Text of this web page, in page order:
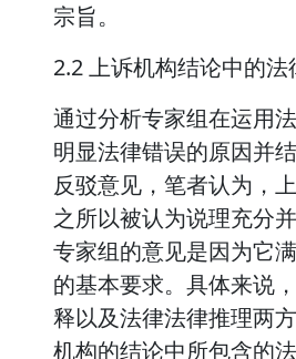
宗旨。
2.2 上诉机构结论中的
通过分析专家组在运用
明显法律错误的原因并
反驳意见，笔者认为，
之所以被认为说理充分
专家组的意见是因为它
的基本要求。具体来说
释以及法律法律推理两
机构的结论中所包含的法